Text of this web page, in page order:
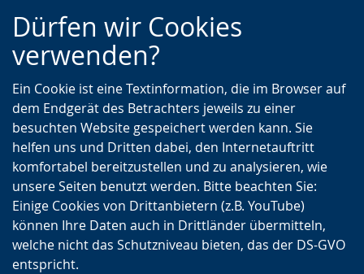
Zur
Hauptnavigation
Zur
Seitennavigation
Zum
Inhalt
Dürfen wir Cookies
verwenden?
Ein Cookie ist eine Textinformation, die im Browser auf
dem Endgerät des Betrachters jeweils zu einer
besuchten Website gespeichert werden kann. Sie
helfen uns und Dritten dabei, den Internetauftritt
komfortabel bereitzustellen und zu analysieren, wie
unsere Seiten benutzt werden. Bitte beachten Sie:
Einige Cookies von Drittanbietern (z.B. YouTube)
können Ihre Daten auch in Drittländer übermitteln,
welche nicht das Schutzniveau bieten, das der DS-GVO
entspricht.